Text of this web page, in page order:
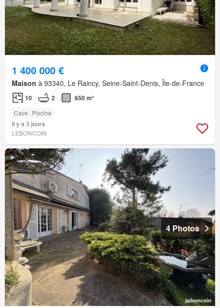
1 400 000 €
Maison à 93340, Le Raincy, Seine-Saint-Denis, Île-de-France
10 2 650 m²
Cave Piscine
Il y a 3 jours
LEBONCOIN
4 Photos